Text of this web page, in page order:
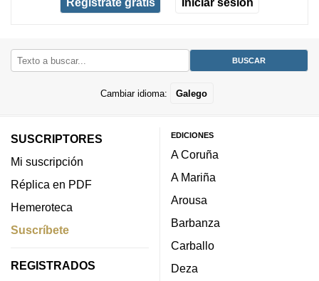
Cambiar idioma: Galego
SUSCRIPTORES
Mi suscripción
Réplica en PDF
Hemeroteca
Suscríbete
REGISTRADOS
EDICIONES
A Coruña
A Mariña
Arousa
Barbanza
Carballo
Deza